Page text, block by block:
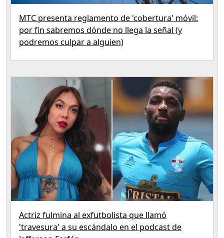
MTC presenta reglamento de 'cobertura' móvil:
por fin sabremos dónde no llega la señal (y
podremos culpar a alguien)
Actriz fulmina al exfutbolista que llamó
'travesura' a su escándalo en el podcast de